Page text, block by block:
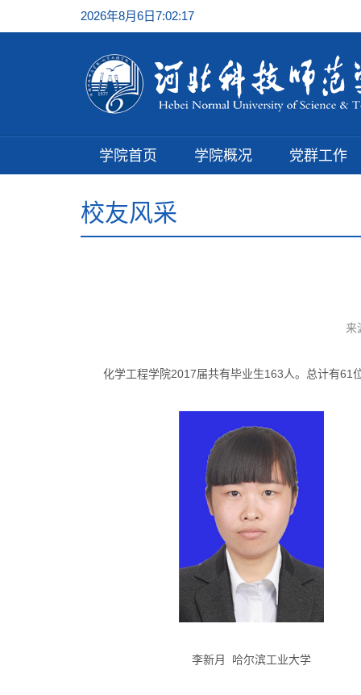
2026年8月6日7:02:18
学院首页 学院概况 党群工作
校友风采
来
化学工程学院2017届共有毕业生163人。总计有61
李新月 哈尔滨工业大学